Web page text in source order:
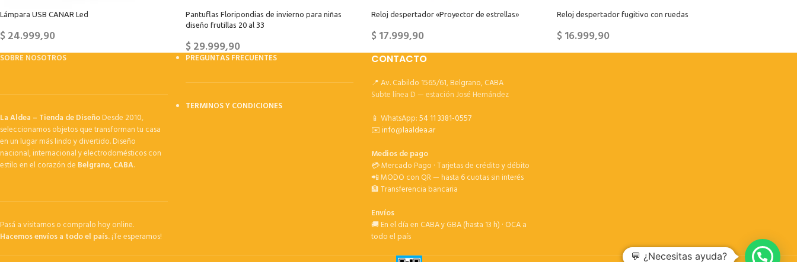
Lámpara USB CANAR Led
$24.999,90
Pantuflas Floripondias de invierno para niñas
diseño frutillas 20 al 33
$29.999,90
Reloj despertador «Proyector de estrellas»
$17.999,90
Reloj despertador fugitivo con ruedas
$16.999,90
SOBRE NOSOTROS
La Aldea – Tienda de DiseñoDesde 2010,
seleccionamos objetos que transforman tu casa
en un lugar más lindo y divertido. Diseño
nacional, internacional y electrodomésticos con
estilo en el corazón de Belgrano, CABA.
Pasá a visitarnos o compralo hoy online.
Hacemos envíos a todo el país.¡Te esperamos!
PREGUNTAS FRECUENTES
TERMINOS Y CONDICIONES
CONTACTO
📍 Av. Cabildo 1565/61, Belgrano, CABA
Subte línea D — estación José Hernández
📱 WhatsApp:54 11 3381-0557
✉️info@laaldea.ar
Medios de pago
💳 Mercado Pago · Tarjetas de crédito y débito
📲 MODO con QR — hasta 6 cuotas sin interés
🏦 Transferencia bancaria
Envíos
🚚 En el día en CABA y GBA (hasta 13 h) · OCA a
todo el país
💬 ¿Necesitas ayuda?